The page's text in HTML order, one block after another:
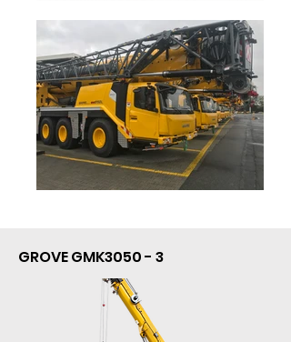
GROVE GMK3050 - 3